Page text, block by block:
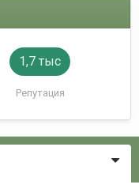
1,7 тыс
Репутация